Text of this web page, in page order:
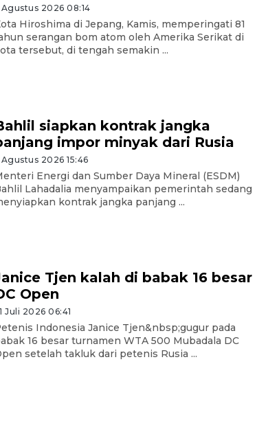
Agustus 2026 08:14
Hiroshima di Jepang, Kamis, memperingati 81
serangan bom atom oleh Amerika Serikat di
tersebut, di tengah semakin ...
siapkan kontrak jangka
impor minyak dari Rusia
Agustus 2026 15:46
Energi dan Sumber Daya Mineral (ESDM)
Lahadalia menyampaikan pemerintah sedang
kontrak jangka panjang ...
Tjen kalah di babak 16 besar
Open
Juli 2026 06:41
Indonesia Janice Tjen&nbsp;gugur pada
16 besar turnamen WTA 500 Mubadala DC
setelah takluk dari petenis Rusia ...